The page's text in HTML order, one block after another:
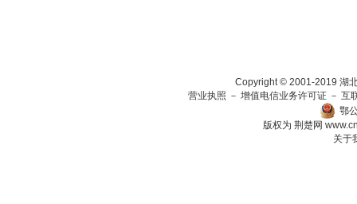
Copyright © 2001-2019 湖
营业执照 － 增值电信业务许可证 － 互
鄂
版权为 荆楚网
关于